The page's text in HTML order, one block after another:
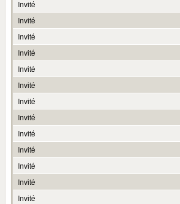
Invité
Invité
Invité
Invité
Invité
Invité
Invité
Invité
Invité
Invité
Invité
Invité
Invité